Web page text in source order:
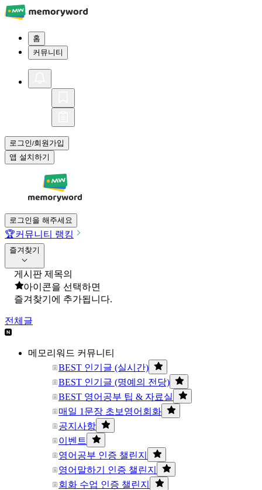
홈
커뮤니티
로그인/회원가입
앱 설치하기
로그인을 해주세요
🏆커뮤니티 랭킹
즐겨찾기
게시판 제목의
아이콘을 선택하면
즐겨찾기에 추가됩니다.
전체글
메모리워드 커뮤니티
BEST 인기글 (실시간)
BEST 인기글 (명예의 전당)
BEST 영어공부 팁 & 자료실
매일 1문장 초보영어회화
공지사항
이벤트
영어공부 인증 챌린지
영어말하기 인증 챌린지
회화 수업 인증 챌린지